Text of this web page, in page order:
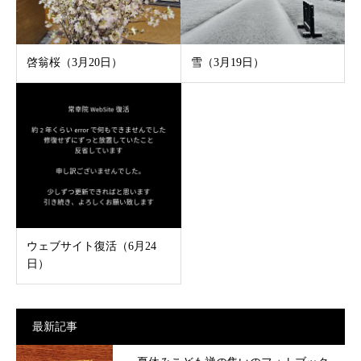
啓翁桜（3月20日） 雪（3月19日）
ウェブサイト復活（6月24
日）
最新記事